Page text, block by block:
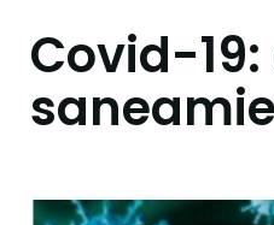
Covid-